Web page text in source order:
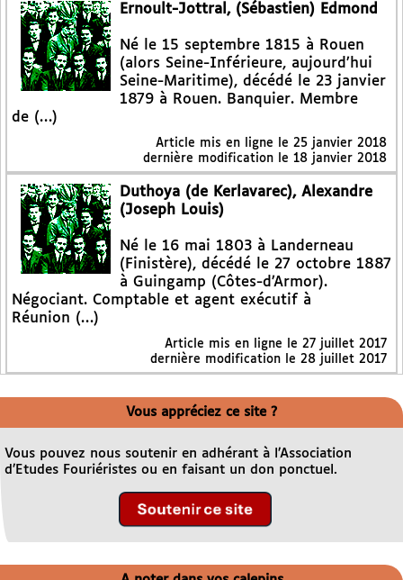
Ernoult-Jottral, (Sébastien) Edmond
Né le 15 septembre 1815 à Rouen
(alors Seine-Inférieure, aujourd’hui
Seine-Maritime), décédé le 23 janvier
1879 à Rouen. Banquier. Membre
de (…)
Article mis en ligne le 25 janvier 2018
dernière modification le 18 janvier 2018
Duthoya (de Kerlavarec), Alexandre
(Joseph Louis)
Né le 16 mai 1803 à Landerneau
(Finistère), décédé le 27 octobre 1887
à Guingamp (Côtes-d’Armor).
Négociant. Comptable et agent exécutif à
Réunion (…)
Article mis en ligne le 27 juillet 2017
dernière modification le 28 juillet 2017
Vous appréciez ce site ?
Vous pouvez nous soutenir en adhérant à l’Association
d’Etudes Fouriéristes ou en faisant un don ponctuel.